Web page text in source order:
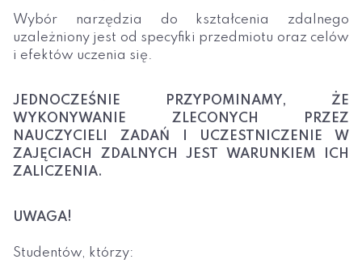
Wybór narzędzia do kształcenia zdalnego
uzależniony jest od specyfiki przedmiotu oraz celów
i efektów uczenia się.
JEDNOCZEŚNIE PRZYPOMINAMY, ŻE
WYKONYWANIE ZLECONYCH PRZEZ
NAUCZYCIELI ZADAŃ I UCZESTNICZENIE W
ZAJĘCIACH ZDALNYCH JEST WARUNKIEM ICH
ZALICZENIA.
UWAGA!
Studentów, którzy: